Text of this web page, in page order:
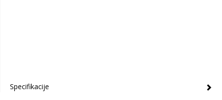
Specifikacije